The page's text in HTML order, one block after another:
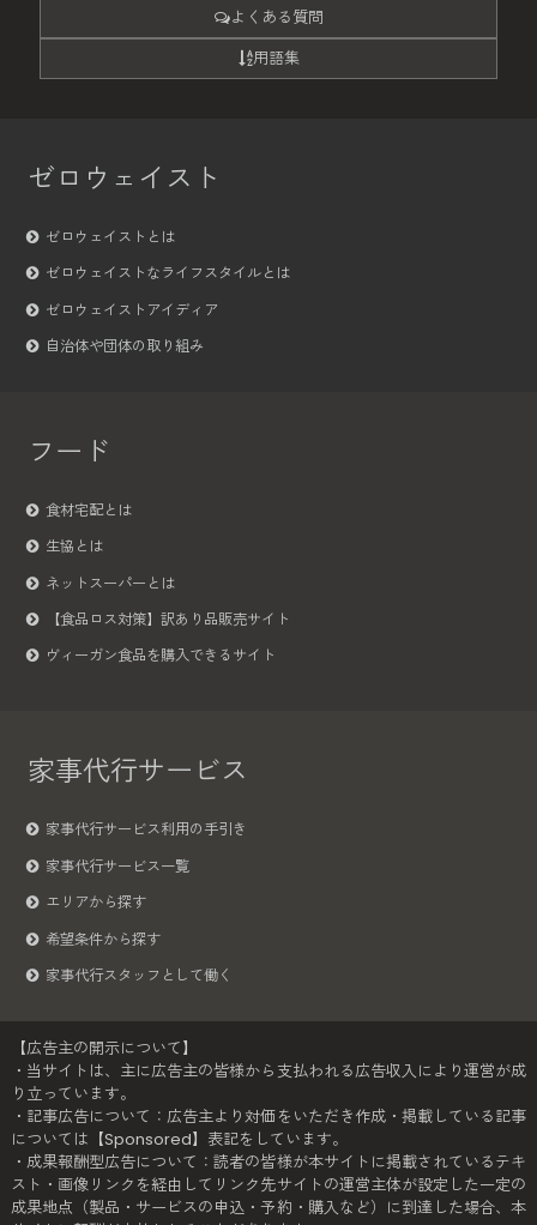
よくある質問
用語集
ゼロウェイスト
ゼロウェイストとは
ゼロウェイストなライフスタイルとは
ゼロウェイストアイディア
自治体や団体の取り組み
フード
食材宅配とは
生協とは
ネットスーパーとは
【食品ロス対策】訳あり品販売サイト
ヴィーガン食品を購入できるサイト
家事代行サービス
家事代行サービス利用の手引き
家事代行サービス一覧
エリアから探す
希望条件から探す
家事代行スタッフとして働く
【広告主の開示について】
・当サイトは、主に広告主の皆様から支払われる広告収入により運営が成
り立っています。
・記事広告について：広告主より対価をいただき作成・掲載している記事
については【Sponsored】表記をしています。
・成果報酬型広告について：読者の皆様が本サイトに掲載されているテキ
スト・画像リンクを経由してリンク先サイトの運営主体が設定した一定の
成果地点（製品・サービスの申込・予約・購入など）に到達した場合、本